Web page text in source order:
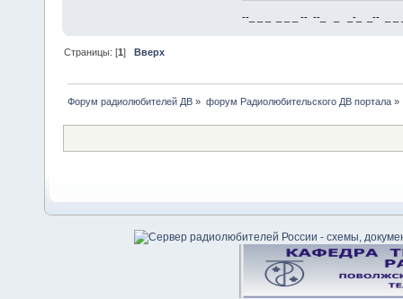
--_ _ _ _ _ _ -- --_ _ _-_ _-- _ _
Страницы: [1]Вверх
Форум радиолюбителей ДВ » форум Радиолюбительского ДВ портала»